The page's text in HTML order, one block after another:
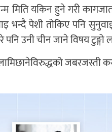
मिति यकिन हुने गरी
पेशी तोकिए पनि
उनी चीन जाने विषय टुङ्गो
जबरजस्ती